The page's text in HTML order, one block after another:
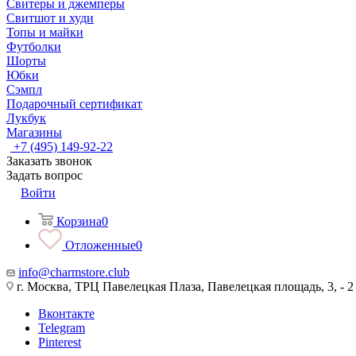
Свитеры и джемперы
Свитшот и худи
Топы и майки
Футболки
Шорты
Юбки
Сэмпл
Подарочный сертификат
Лукбук
Магазины
+7 (495) 149-92-22
Заказать звонок
Задать вопрос
Войти
Корзина0
Отложенные0
info@charmstore.club
г. Москва, ТРЦ Павелецкая Плаза, Павелецкая площадь, 3, - 2
Вконтакте
Telegram
Pinterest